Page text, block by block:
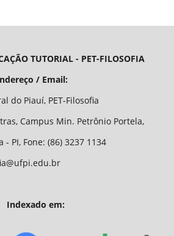
TUTORIAL - PET-FILOSOFIA
Filosofia
Min. Petrônio Portela,
3237 1134
em: